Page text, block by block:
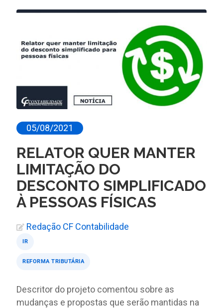
05/08/2021
RELATOR QUER MANTER
LIMITAÇÃO DO
DESCONTO SIMPLIFICADO
À PESSOAS FÍSICAS
Redação CF Contabilidade
IR
REFORMA TRIBUTÁRIA
Descritor do projeto comentou sobre as
mudanças e propostas que serão mantidas na